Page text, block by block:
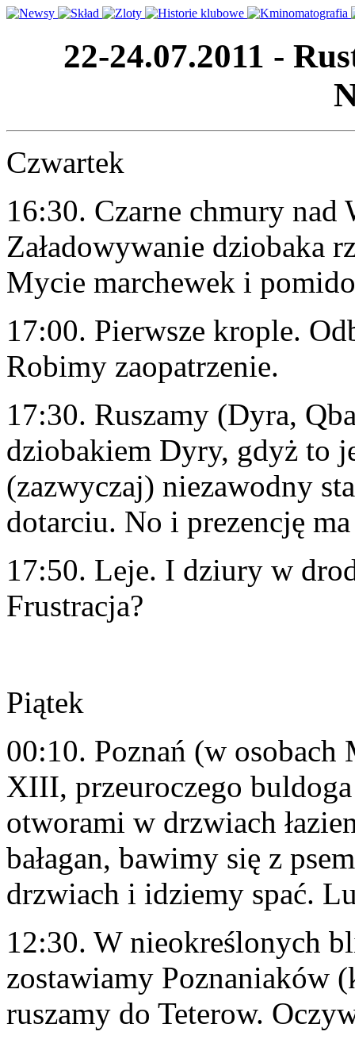
22-24.07.2011 -
Czwartek
16:30. Czarne chmury
Załadowywanie dziobaka
Mycie marchewek i
17:00. Pierwsze krople.
Robimy zaopatrzenie.
17:30. Ruszamy (Dyra,
dziobakiem Dyry, gdyż to
(zazwyczaj) niezawodny
dotarciu. No i prezencję ma
17:50. Leje. I dziury w
Frustracja?
Piątek
00:10. Poznań (w
XIII, przeuroczego
otworami w drzwiach
bałagan, bawimy się z
drzwiach i idziemy spać.
12:30. W nieokreślonych
zostawiamy Poznaniaków
ruszamy do Teterow.